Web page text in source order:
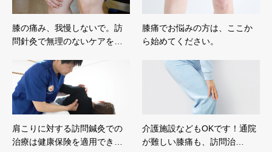
膝の痛み、我慢しないで。訪
問針灸で無理のないケアを…
膝痛でお悩みの方は、ここか
ら始めてください。
肩こりに対する訪問鍼灸での
治療は健康保険を適用でき…
介護施設などもOKです！通院
が難しい膝痛も、訪問治…